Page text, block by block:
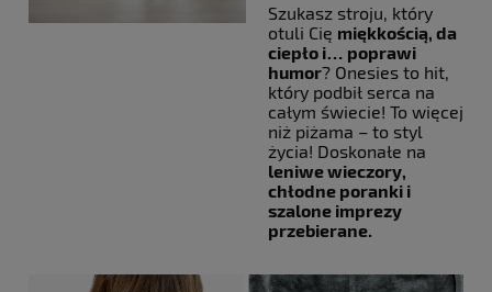
Szukasz stroju, który
otuli Cię miękkością, da
ciepło i… poprawi
humor? Onesies to hit,
który podbił serca na
całym świecie! To więcej
niż piżama – to styl
życia! Doskonałe na
leniwe wieczory,
chłodne poranki i
szalone imprezy
przebierane.